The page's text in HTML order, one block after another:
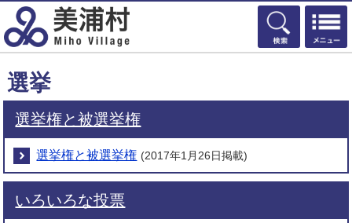
検索
選挙
選挙権と被選挙権
選挙権と被選挙権 (2017年1月26日掲載)
いろいろな投票